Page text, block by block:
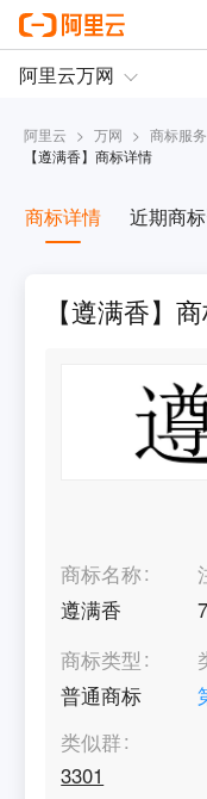
阿里云 > 万网 > 商标服务
【遵满香】商标详情
商标详情 近期商
【遵满香】
商标名称
遵满香
商标类型
普通商标
类似群
3301